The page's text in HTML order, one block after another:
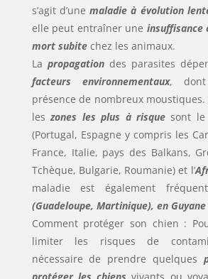
s’agit d’unemaladie à évolution
elle peut entraîner une insuffisance
mort subitechez les animaux.
La propagation des parasites
facteurs environnementaux,
présence de nombreux
les zones les plus à risque sont
(Portugal, Espagne y compris les
France, Italie, pays des Balkans,
Tchèque, Bulgarie, Roumanie) et l’
maladie est également
(Guadeloupe, Martinique), en
Comment protéger son chien :
limiter les risques de
nécessaire de prendre quelques
protéger les chiens vivants ou